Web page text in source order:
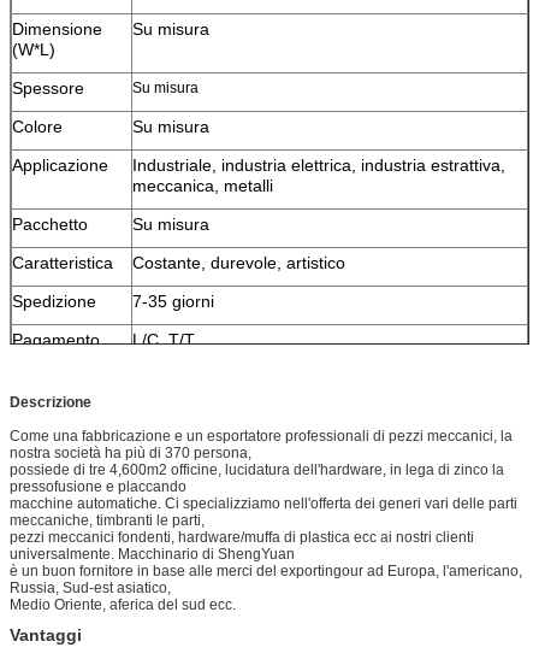
Dimensione
(W*L)
Su misura
Spessore Su misura
Colore
Su misura
Applicazione
Industriale, industria elettrica, industria estrattiva,
meccanica, metalli
Pacchetto
Su misura
Caratteristica
Costante, durevole, artistico
Spedizione
7-35 giorni
Pagamento
L/C, T/T
Descrizione
Come una fabbricazione e un esportatore professionali di pezzi meccanici, la
nostra società ha più di 370 persona,
possiede di tre 4,600m2 officine, lucidatura dell'hardware, in lega di zinco la
pressofusione e placcando
macchine automatiche. Ci specializziamo nell'offerta dei generi vari delle parti
meccaniche, timbranti le parti,
pezzi meccanici fondenti, hardware/muffa di plastica ecc ai nostri clienti
universalmente. Macchinario di ShengYuan
è un buon fornitore in base alle merci del exportingour ad Europa, l'americano,
Russia, Sud-est asiatico,
Medio Oriente, aferica del sud ecc.
Vantaggi